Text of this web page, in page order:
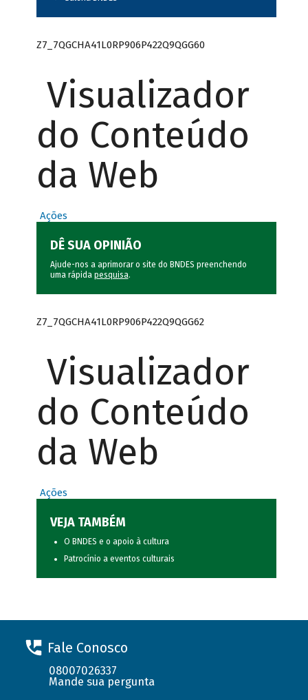
Z7_7QGCHA41L0RP906P422Q9QGG60
Visualizador
do Conteúdo
da Web
Ações
DÊ SUA OPINIÃO
Ajude-nos a aprimorar o site do BNDES preenchendo
uma rápida pesquisa.
Z7_7QGCHA41L0RP906P422Q9QGG62
Visualizador
do Conteúdo
da Web
Ações
VEJA TAMBÉM
O BNDES e o apoio à cultura
Patrocínio a eventos culturais
Fale Conosco
08007026337
Mande sua pergunta